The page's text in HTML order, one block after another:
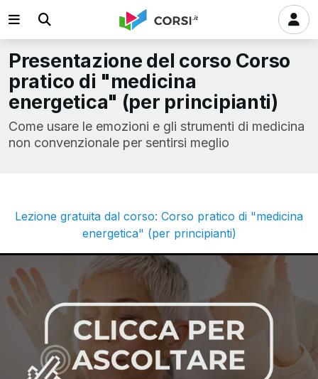
Presentazione del corso Corso
pratico di "medicina
energetica" (per principianti)
Come usare le emozioni e gli strumenti di medicina
non convenzionale per sentirsi meglio
Lezione gratuita dal corso: Corso pratico di "medicina
energetica" (per principianti)